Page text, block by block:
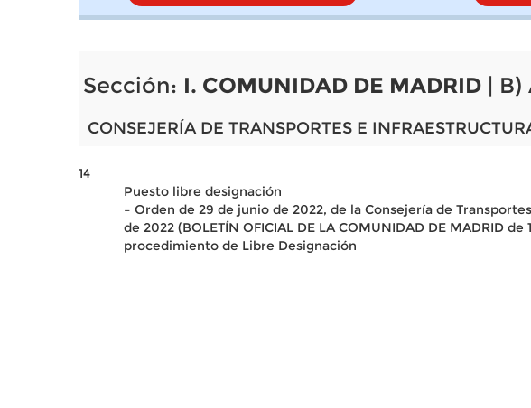
Sección: I. COMUNIDAD DE MADRID |
CONSEJERÍA DE TRANSPORTES E
14
Puesto libre designación
– Orden de 29 de junio de 2022, de la Consejería de
de 2022 (BOLETÍN OFICIAL DE LA COMUNIDAD DE MADRID
procedimiento de Libre Designación